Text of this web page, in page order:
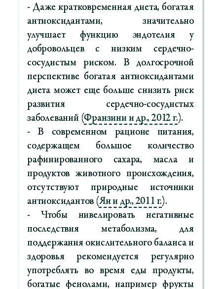
- Даже кратковременная диета, богатая
антиоксидантами, значительно
улучшает функцию эндотелия у
добровольцев с низким сердечно-
сосудистым риском. В долгосрочной
перспективе богатая антиоксидантами
диета может еще больше снизить риск
развития сердечно-сосудистых
заболеваний (Франзини и др., 2012 г.).
- В современном рационе питания,
содержащем большое количество
рафинированного сахара, масла и
продуктов животного происхождения,
отсутствуют природные источники
антиоксидантов (Ян и др., 2011 г.).
- Чтобы нивелировать негативные
последствия метаболизма, для
поддержания окислительного баланса и
здоровья рекомендуется регулярно
употреблять во время еды продукты,
богатые фенолами, например фрукты